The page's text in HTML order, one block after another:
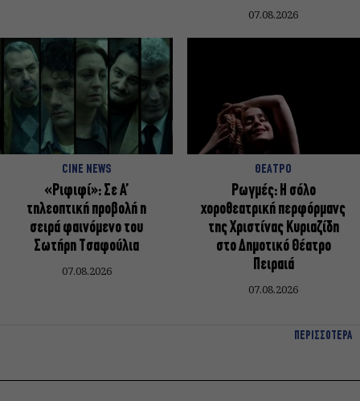
07.08.2026
CINE NEWS
«Ριφιφί»: Σε Α’
τηλεοπτική προβολή η
σειρά φαινόμενο του
Σωτήρη Τσαφούλια
07.08.2026
ΘΕΑΤΡΟ
Ρωγμές: Η σόλο
χοροθεατρική περφόρμανς
της Χριστίνας Κυριαζίδη
στο Δημοτικό Θέατρο
Πειραιά
07.08.2026
ΠΕΡΙΣΣΟΤΕΡΑ